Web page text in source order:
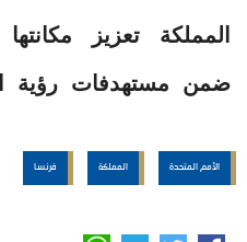
المملكة تعزيز
ضمن مستهدفات رؤية
الأمم المتحدة المملكة فرنسا